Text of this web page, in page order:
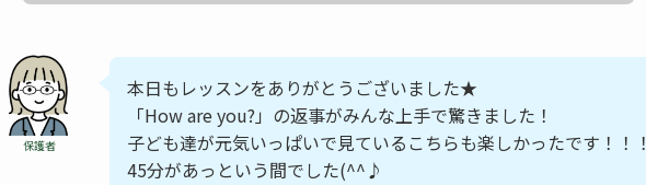
保護者
本日もレッスンをありがとうございました★
「How are you?」の返事がみんな上手で驚きました！
子ども達が元気いっぱいで見ているこちらも楽しかったです！！！
45分があっという間でした(^^♪